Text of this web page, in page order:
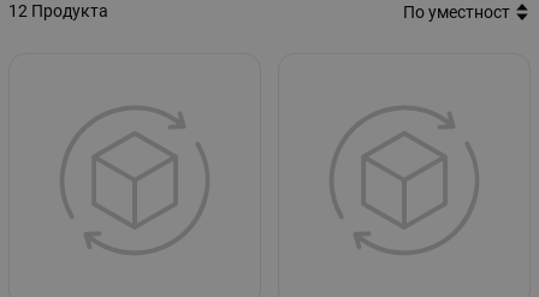
12 Продукта По уместност